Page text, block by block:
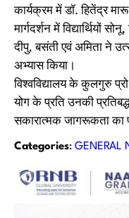
कार्यक्रम में डॉ. हितेंद्र
मार्गदर्शन में विद्यार्थियों
दीपु, बसंती एवं अमिता ने
अभ्यास किया।
विश्वविद्यालय के कुलगुरु प्रो.
योग के प्रति उनकी
सकारात्मक जागरूकता का
Categories: GENERAL